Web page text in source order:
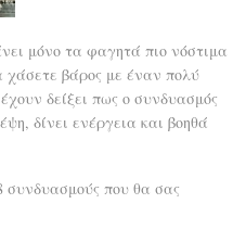
μόνο τα φαγητά πιο νόστιμα
χάσετε βάρος με έναν πολύ
δείξει πως ο συνδυασμός
δίνει ενέργεια και βοηθά
που θα σας